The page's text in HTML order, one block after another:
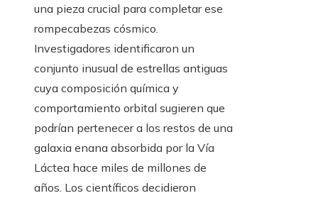
una pieza crucial para completar ese
rompecabezas cósmico.
Investigadores identificaron un
conjunto inusual de estrellas antiguas
cuya composición química y
comportamiento orbital sugieren que
podrían pertenecer a los restos de una
galaxia enana absorbida por la Vía
Láctea hace miles de millones de
años. Los científicos decidieron